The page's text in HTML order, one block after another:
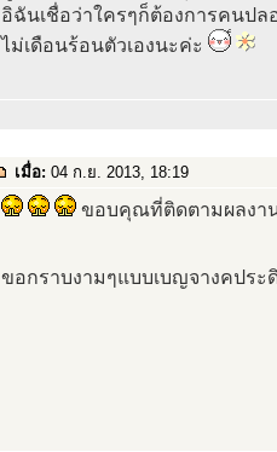
อิฉันเชื่อว่าใครๆก็ต้องการคนป
ไม่เดือนร้อนตัวเองนะค่ะ
เมื่อ: 04 ก.ย. 2013, 18:19
ขอบคุณที่ติดตามผลงา
ขอกราบงามๆแบบเบญจางคประ